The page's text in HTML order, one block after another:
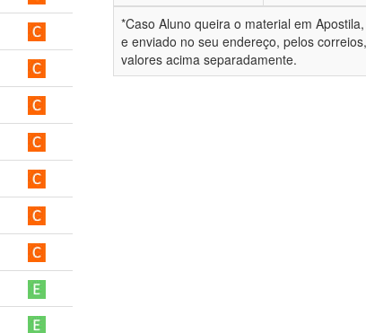
*Caso Aluno queira o material em
e enviado no seu endereço, pelos
valores acima separadamente.